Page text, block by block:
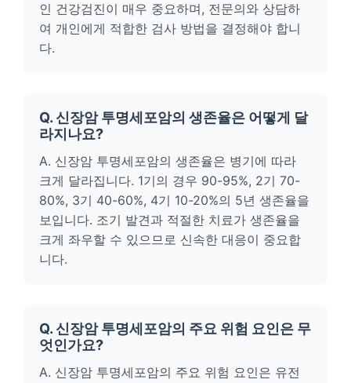
인 건강검진이 매우 중요하며, 전문의와 상담하
여 개인에게 적합한 검사 방법을 결정해야 합니
다.
Q. 신장암 투명세포암의 생존율은 어떻게 달
라지나요?
A. 신장암 투명세포암의 생존율은 병기에 따라
크게 달라집니다. 1기의 경우 90-95%, 2기 70-
80%, 3기 40-60%, 4기 10-20%의 5년 생존율을
보입니다. 조기 발견과 적절한 치료가 생존율을
크게 좌우할 수 있으므로 신속한 대응이 중요합
니다.
Q. 신장암 투명세포암의 주요 위험 요인은 무
엇인가요?
A. 신장암 투명세포암의 주요 위험 요인은 유전